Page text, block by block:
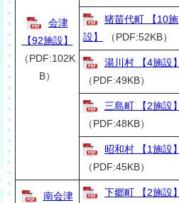
会津
【92施設】
（PDF:102K
B）
猪苗代町 【10施
設】
（PDF:52KB）
湯川村 【4施設】
（PDF:49KB）
三島町 【2施設】
（PDF:48KB）
昭和村 【1施設】
（PDF:45KB）
南会津
下郷町 【2施設】